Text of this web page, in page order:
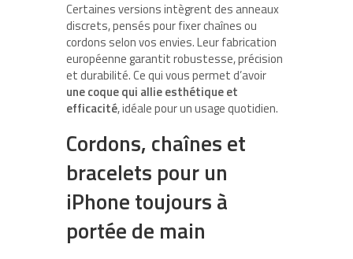
Certaines versions intègrent des anneaux
discrets, pensés pour fixer chaînes ou
cordons selon vos envies. Leur fabrication
européenne garantit robustesse, précision
et durabilité. Ce qui vous permet d’avoir
une coque qui allie esthétique et
efficacité, idéale pour un usage quotidien.
Cordons, chaînes et
bracelets pour un
iPhone toujours à
portée de main